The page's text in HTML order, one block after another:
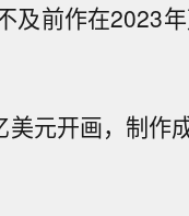
及前作在2023
元开画，制作